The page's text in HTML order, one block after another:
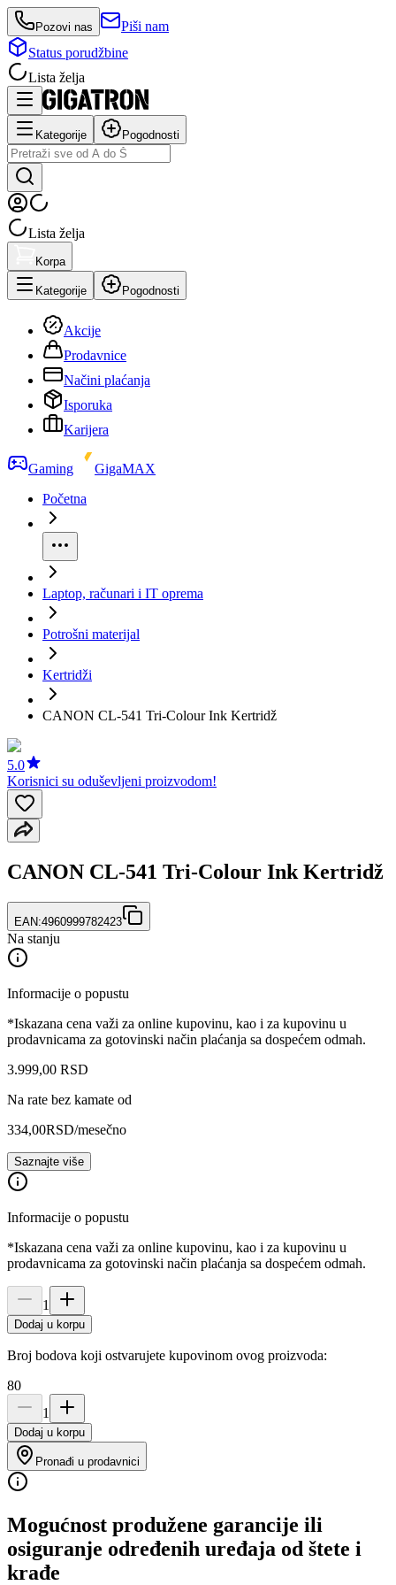
Pozovi nas
Piši nam
Status porudžbine
Lista želja
Kategorije Pogodnosti
Lista želja
Korpa
Kategorije Pogodnosti
Akcije
Prodavnice
Načini plaćanja
Isporuka
Karijera
Gaming
GigaMAX
Početna
Laptop, računari i IT oprema
Potrošni materijal
Kertridži
CANON CL-541 Tri-Colour Ink Kertridž
5.0
Korisnici su oduševljeni proizvodom!
CANON CL-541 Tri-Colour Ink Kertridž
EAN:4960999782423
Na stanju
Informacije o popustu
*Iskazana cena važi za online kupovinu, kao i za kupovinu u
prodavnicama za gotovinski način plaćanja sa dospećem odmah.
3.999,00 RSD
Na rate bez kamate od
334,00RSD/mesečno
Saznajte više
Informacije o popustu
*Iskazana cena važi za online kupovinu, kao i za kupovinu u
prodavnicama za gotovinski način plaćanja sa dospećem odmah.
1
Dodaj u korpu
Broj bodova koji ostvarujete kupovinom ovog proizvoda:
80
1
Dodaj u korpu
Pronađi u prodavnici
Mogućnost produžene garancije ili
osiguranje određenih uređaja od štete i
krađe